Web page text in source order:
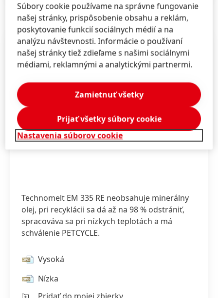
Technomelt EM 335 RE neobsahuje minerálny
olej, pri recyklácii sa dá až na 98 % odstrániť,
spracováva sa pri nízkych teplotách a má
schválenie PETCYCLE.
Vysoká
Nízka
Súbory cookie používame na správne fungovanie
našej stránky, prispôsobenie obsahu a reklám,
poskytovanie funkcií sociálnych médií a na
analýzu návštevnosti. Informácie o používaní
našej stránky tiež zdieľame s našimi sociálnymi
médiami, reklamnými a analytickými partnermi.
Nastavenia súborov cookie
Zamietnuť všetky
Prijať všetky súbory cookie